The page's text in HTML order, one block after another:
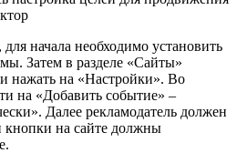
начала необходимо установить
Затем в разделе «Сайты»
и нажать на «Настройки». Во
на «Добавить событие» –
Далее рекламодатель должен
кнопки на сайте должны